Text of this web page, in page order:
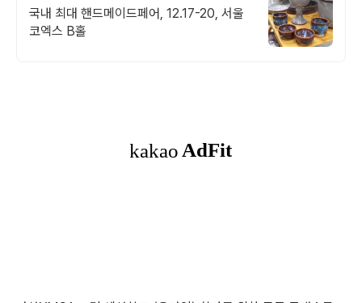
간 참가비 할인
국내 최대 핸드메이드페어, 12.17-20, 서울
코엑스 B홀